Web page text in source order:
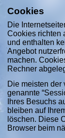
Cookies
Die
Cookies richten
und enthalten
Angebot
machen.
Rechner
Die meisten der
genannte
Ihres Besuchs
bleiben auf
löschen. Diese
Browser beim